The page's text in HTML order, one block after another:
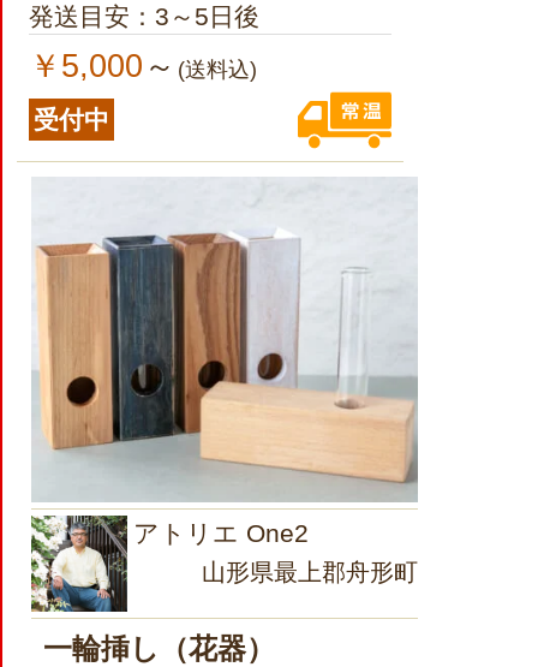
発送目安：3～5日後
￥5,000 ～ (送料込)
受付中
アトリエ One2
山形県最上郡舟形町
一輪挿し（花器）